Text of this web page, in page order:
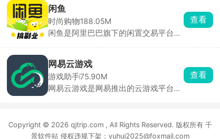
约未上线游戏，开测/发版自动推送，
收藏列表云同步，换机不丢。
解用户问题，提供直击重点的答案。支
持语音输入与输出，提供多种音色选
择，甚至支持方言对话，拟人化程度
高，交流自然流畅。回答后主动推荐相
闲鱼
时尚购物188.05M
闲鱼是阿里巴巴旗下的闲置交易平台，
品，添加商品图片、描述、价格等信
息，快速发布商品。买卖双方可通过平
台内置的私聊功能进行沟通，协商价
格、交付方式等交易细节。交易完成
共同协助判定问题。
查看
网易云游戏
游戏助手75.90M
网易云游戏是网易推出的云游戏平台，
手游、端游及3A大作。并提供高度自由
化的键位设置，适应不同用户操作习
查看
Copyright © 2026 qjtrip.com , All Rights Reserved. 版权所有 千
景软件站 侵权违规下架：yuhui2025@foxmail.com